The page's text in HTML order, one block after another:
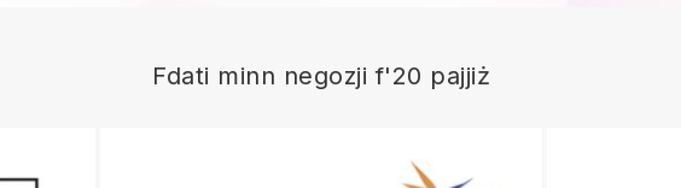
Fdati minn negozji f'20 pajjiż